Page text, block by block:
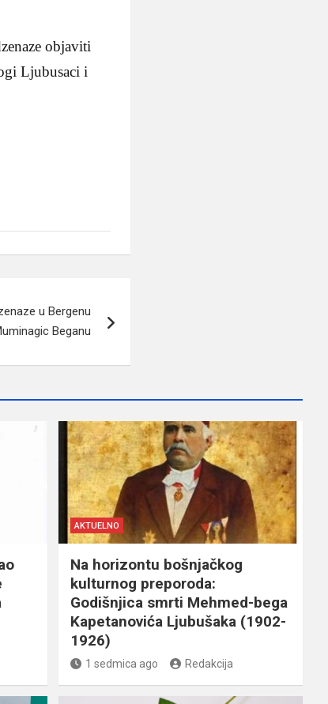
objaviti
Ljubusaci i
u Bergenu
Beganu
AKTUELNO
Na horizontu bošnjačkog
kulturnog preporoda:
Godišnjica smrti Mehmed-bega
Kapetanovića Ljubušaka (1902-
1926)
1 sedmica ago Redakcija